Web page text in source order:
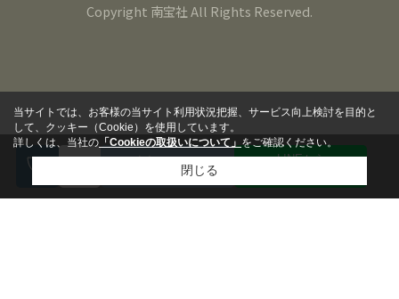
Copyright 南宝社 All Rights Reserved.
来店予約
LINEから
当サイトでは、お客様の当サイト利用状況把握、サービス向上検討を目的と
して、クッキー（Cookie）を使用しています。
詳しくは、当社の 「Cookieの取扱いについて」をご確認ください。
閉じる